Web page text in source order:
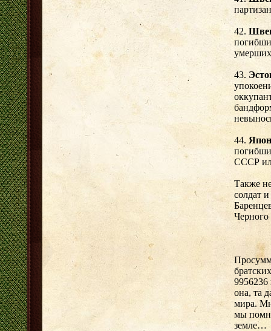
42.
43.
44.
СССР
Также
солдат
9956236
она, та
мира.
мы
земле…